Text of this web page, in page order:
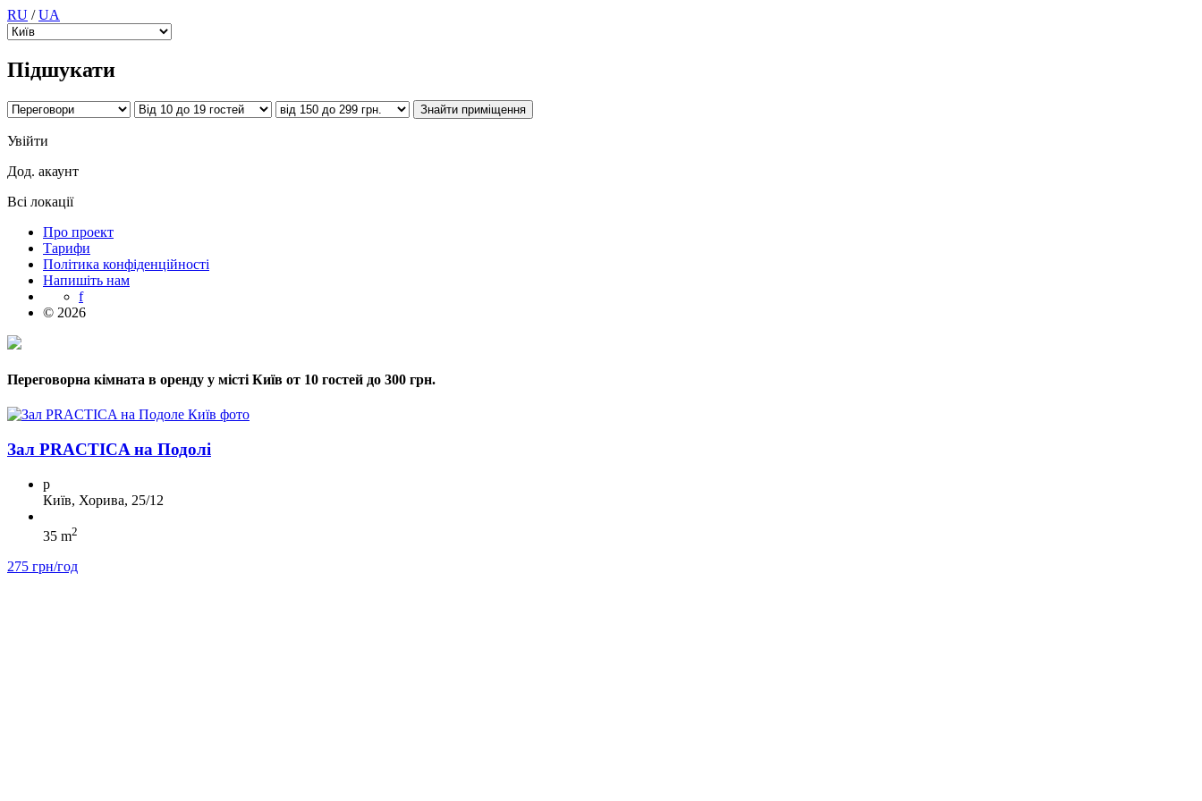
RU /UA
Підшукати
Увійти
Дод. акаунт
Всі локації
Про проект
Тарифи
Політика конфіденційності
Напишіть нам
f
© 2026
Переговорна кімната в оренду у місті Київ от 10 гостей до 300 грн.
Зал PRACTICA на Подолі
p
Київ, Хорива, 25/12
35 m2
275 грн/год